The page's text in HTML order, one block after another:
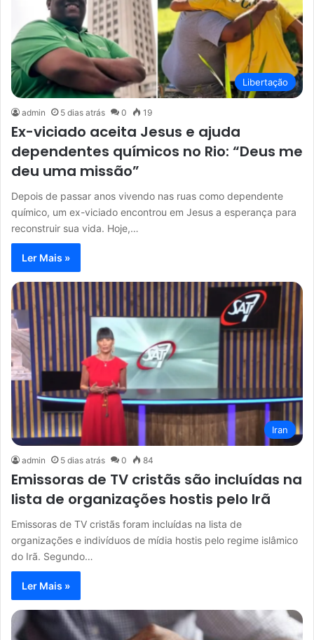
Libertação
admin 5 dias atrás 0 19
Ex-viciado aceita Jesus e ajuda
dependentes químicos no Rio: “Deus me
deu uma missão”
Depois de passar anos vivendo nas ruas como dependente
químico, um ex-viciado encontrou em Jesus a esperança para
reconstruir sua vida. Hoje,…
Ler Mais »
Iran
admin 5 dias atrás 0 84
Emissoras de TV cristãs são incluídas na
lista de organizações hostis pelo Irã
Emissoras de TV cristãs foram incluídas na lista de
organizações e indivíduos de mídia hostis pelo regime islâmico
do Irã. Segundo…
Ler Mais »